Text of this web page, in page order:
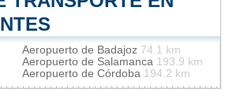
Aeropuerto de Badajoz 74.1 km
Aeropuerto de Salamanca 193.9 km
Aeropuerto de Córdoba 194.2 km